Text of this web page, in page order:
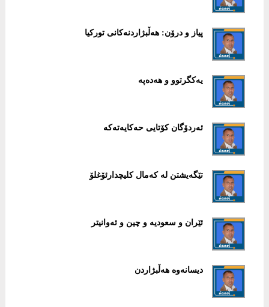
پیاز و درۆن: هەڵبژاردنەکانی تورکیا
یەکگرتوو و هەدەپە
ئەردۆگان کۆتایی حەکایەتەکە
تێگەیشتن لە کەمال کلیچدارئۆغلۆ
ئێران و سعودیە و چین و ئەوانیتر
دیسانەوە هەڵبژاردن